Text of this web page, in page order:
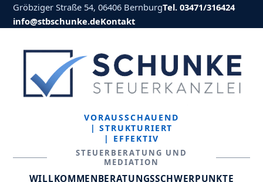
Gröbziger Straße 54, 06406 BernburgTel. 03471/316424
info@stbschunke.deKontakt
VORAUSSCHAUEND
| STRUKTURIERT
| EFFEKTIV
STEUERBERATUNG UND
MEDIATION
WILLKOMMENBERATUNGSSCHWERPUNKTE